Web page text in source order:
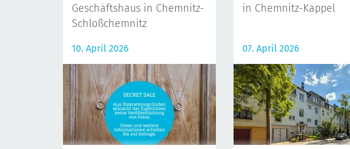
Geschäftshaus in Chemnitz-
Schloßchemnitz
10. April 2026
in Chemnitz-Kappel
07. April 2026